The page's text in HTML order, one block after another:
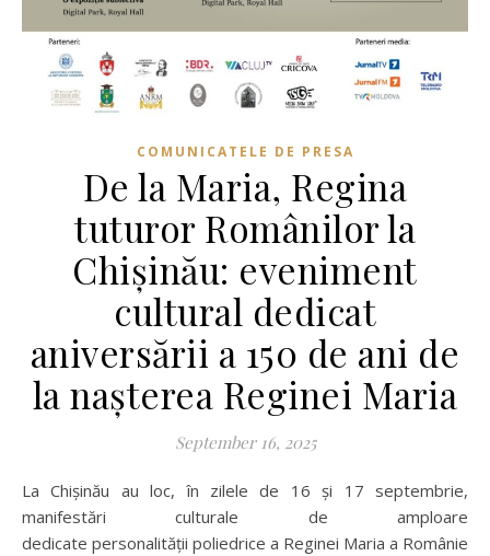
COMUNICATELE DE PRESA
De la Maria, Regina
tuturor Românilor la
Chișinău: eveniment
cultural dedicat
aniversării a 150 de ani de
la nașterea Reginei Maria
September 16, 2025
La Chișinău au loc, în zilele de 16 și 17 septembrie,
manifestări culturale de amploare
dedicate personalității poliedrice a Reginei Maria a României,